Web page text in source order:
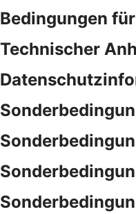
Bedingungen
Technischer